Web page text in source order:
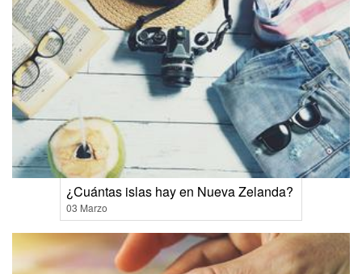
¿Cuántas islas hay en Nueva Zelanda?
03 Marzo